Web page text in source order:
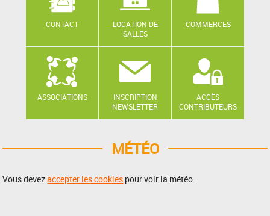
CONTACT
LOCATION DE
SALLES
COMMERCES
ASSOCIATIONS
INSCRIPTION
NEWSLETTER
ACCÈS
CONTRIBUTEURS
MÉTÉO
Vous devezaccepter les cookies pour voir la météo.